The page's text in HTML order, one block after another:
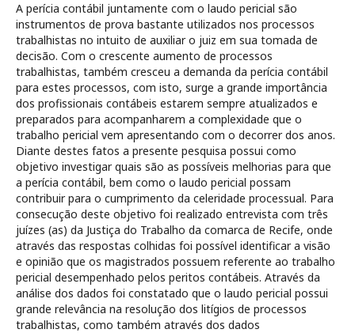
A perícia contábil juntamente com o laudo pericial são
instrumentos de prova bastante utilizados nos processos
trabalhistas no intuito de auxiliar o juiz em sua tomada de
decisão. Com o crescente aumento de processos
trabalhistas, também cresceu a demanda da perícia contábil
para estes processos, com isto, surge a grande importância
dos profissionais contábeis estarem sempre atualizados e
preparados para acompanharem a complexidade que o
trabalho pericial vem apresentando com o decorrer dos anos.
Diante destes fatos a presente pesquisa possui como
objetivo investigar quais são as possíveis melhorias para que
a perícia contábil, bem como o laudo pericial possam
contribuir para o cumprimento da celeridade processual. Para
consecução deste objetivo foi realizado entrevista com três
juízes (as) da Justiça do Trabalho da comarca de Recife, onde
através das respostas colhidas foi possível identificar a visão
e opinião que os magistrados possuem referente ao trabalho
pericial desempenhado pelos peritos contábeis. Através da
análise dos dados foi constatado que o laudo pericial possui
grande relevância na resolução dos litígios de processos
trabalhistas, como também através dos dados